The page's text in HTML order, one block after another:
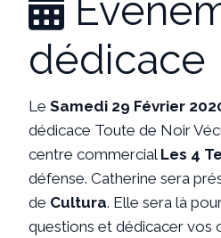

dédicace
Le Samedi 29 Février
dédicace Toute de Noir
centre commercial Les 4
défense. Catherine sera
de Cultura. Elle sera là
questions et dédicacer vos